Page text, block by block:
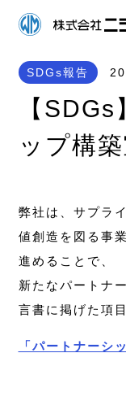
SDGs報告
【
ップ構
弊社は、サプラ
値創造を図る事
進めることで、
新たなパートナ
言書に掲げた項
「パートナーシ